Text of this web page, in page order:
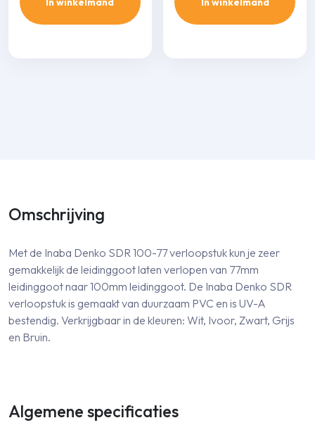
Omschrijving
Met de Inaba Denko SDR 100-77 verloopstuk kun je zeer
gemakkelijk de leidinggoot laten verlopen van 77mm
leidinggoot naar 100mm leidinggoot. De Inaba Denko SDR
verloopstuk is gemaakt van duurzaam PVC en is UV-A
bestendig. Verkrijgbaar in de kleuren: Wit, Ivoor, Zwart, Grijs
en Bruin.
Algemene specificaties